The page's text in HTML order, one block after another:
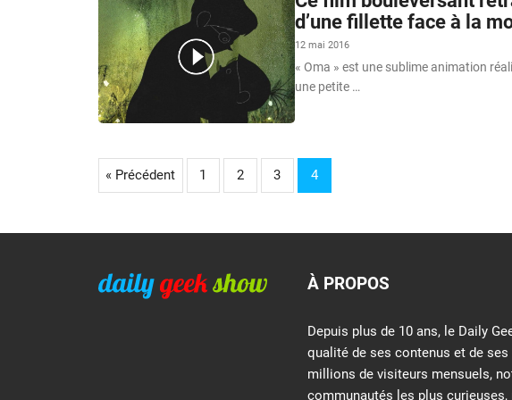
d’une fillette face à la
12 mai 2016
« Oma » est une sublime animation
une petite …
« Précédent 1 2 3 4
À PROPOS
Depuis plus de 10 ans, le Daily
qualité de ses contenus et de
millions de visiteurs mensuels,
communautés les plus